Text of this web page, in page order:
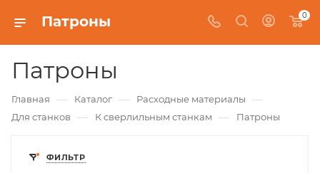
Патроны 0
Патроны
Главная — Каталог — Расходные материалы —
Для станков — К сверлильным станкам — Патроны
ФИЛЬТР